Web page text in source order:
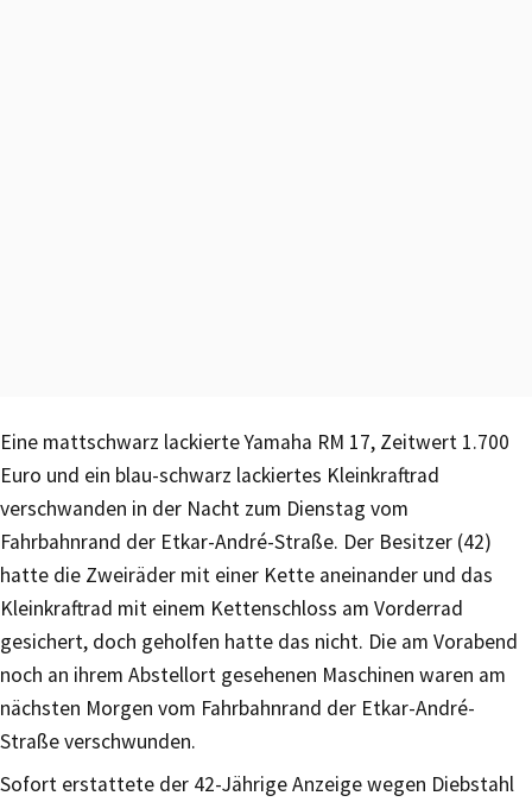
Eine mattschwarz lackierte Yamaha RM 17, Zeitwert 1.700
Euro und ein blau-schwarz lackiertes Kleinkraftrad
verschwanden in der Nacht zum Dienstag vom
Fahrbahnrand der Etkar-André-Straße. Der Besitzer (42)
hatte die Zweiräder mit einer Kette aneinander und das
Kleinkraftrad mit einem Kettenschloss am Vorderrad
gesichert, doch geholfen hatte das nicht. Die am Vorabend
noch an ihrem Abstellort gesehenen Maschinen waren am
nächsten Morgen vom Fahrbahnrand der Etkar-André-
Straße verschwunden.
Sofort erstattete der 42-Jährige Anzeige wegen Diebstahl